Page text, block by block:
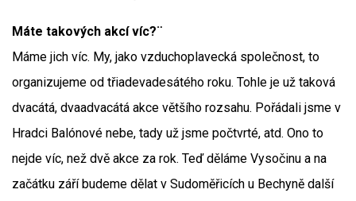
Máte takových akcí víc?¨
Máme jich víc. My, jako vzduchoplavecká společnost, to
organizujeme od třiadevadesátého roku. Tohle je už taková
dvacátá, dvaadvacátá akce většího rozsahu. Pořádali jsme v
Hradci Balónové nebe, tady už jsme počtvrté, atd. Ono to
nejde víc, než dvě akce za rok. Teď děláme Vysočinu a na
začátku září budeme dělat v Sudoměřicích u Bechyně další